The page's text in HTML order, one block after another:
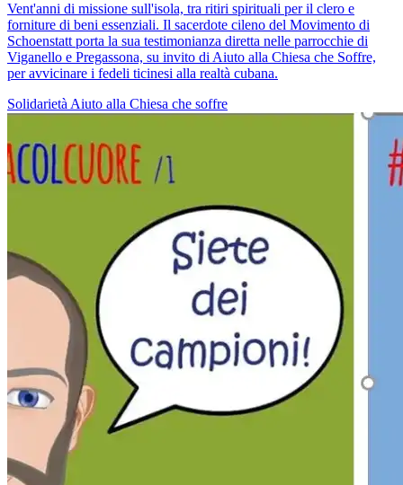
Vent'anni di missione sull'isola, tra ritiri spirituali per il clero e
forniture di beni essenziali. Il sacerdote cileno del Movimento di
Schoenstatt porta la sua testimonianza diretta nelle parrocchie di
Viganello e Pregassona, su invito di Aiuto alla Chiesa che Soffre,
per avvicinare i fedeli ticinesi alla realtà cubana.
SolidarietàAiuto alla Chiesa che soffre